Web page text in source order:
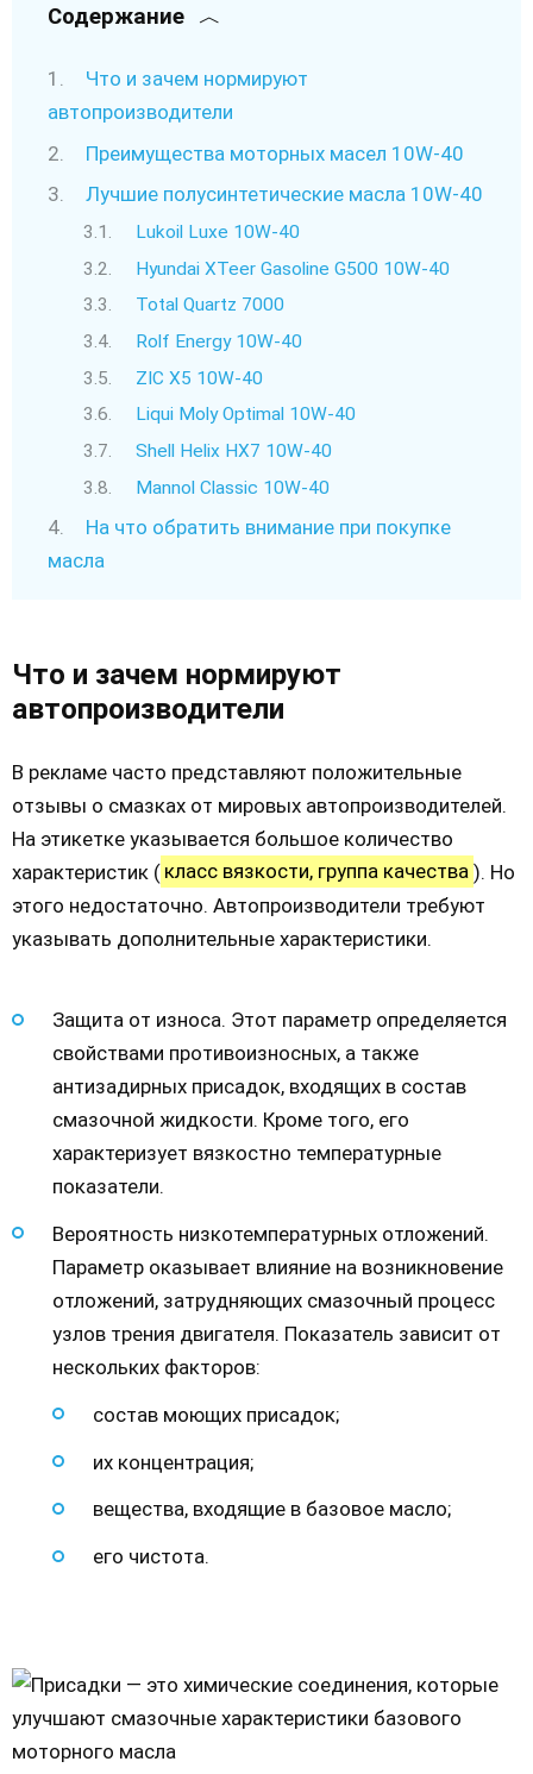
Содержание
Что и зачем нормируют
автопроизводители
Преимущества моторных масел 10W-40
Лучшие полусинтетические масла 10W-40
Lukoil Luxe 10W-40
Hyundai XTeer Gasoline G500 10W-40
Total Quartz 7000
Rolf Energy 10W-40
ZIC X5 10W-40
Liqui Moly Optimal 10W-40
Shell Helix HX7 10W-40
Mannol Classic 10W-40
На что обратить внимание при покупке
масла
Что и зачем нормируют
автопроизводители
В рекламе часто представляют положительные
отзывы о смазках от мировых автопроизводителей.
На этикетке указывается большое количество
характеристик ( класс вязкости, группа качества ). Но
этого недостаточно. Автопроизводители требуют
указывать дополнительные характеристики.
Защита от износа. Этот параметр определяется
свойствами противоизносных, а также
антизадирных присадок, входящих в состав
смазочной жидкости. Кроме того, его
характеризует вязкостно температурные
показатели.
Вероятность низкотемпературных отложений.
Параметр оказывает влияние на возникновение
отложений, затрудняющих смазочный процесс
узлов трения двигателя. Показатель зависит от
нескольких факторов:
состав моющих присадок;
их концентрация;
вещества, входящие в базовое масло;
его чистота.